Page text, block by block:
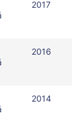
2017
2016
2014